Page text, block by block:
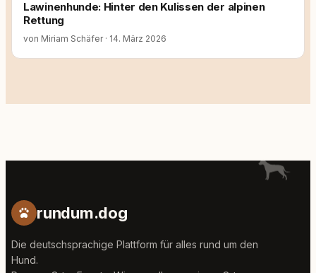
Lawinenhunde: Hinter den Kulissen der alpinen
Rettung
von Miriam Schäfer · 14. März 2026
rundum.dog
Die deutschsprachige Plattform für alles rund um den
Hund.